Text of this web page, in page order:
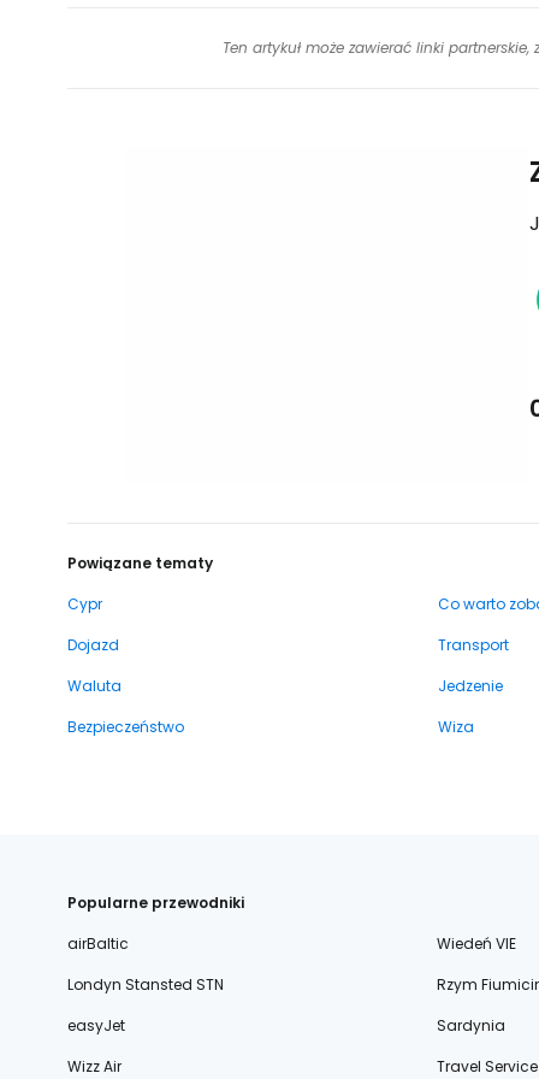
Ten artykuł może zawierać linki
Powiązane tematy
Cypr
Co warto
Dojazd
Transport
Waluta
Jedzenie
Bezpieczeństwo
Wiza
Popularne przewodniki
airBaltic
Wiedeń VIE
Londyn Stansted STN
Rzym
easyJet
Sardynia
Wizz Air
Travel Service